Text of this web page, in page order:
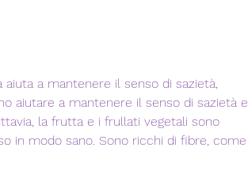
aiutare a mantenere il senso di sazietà e
la frutta e i frullati vegetali sono
in modo sano. Sono ricchi di fibre, come